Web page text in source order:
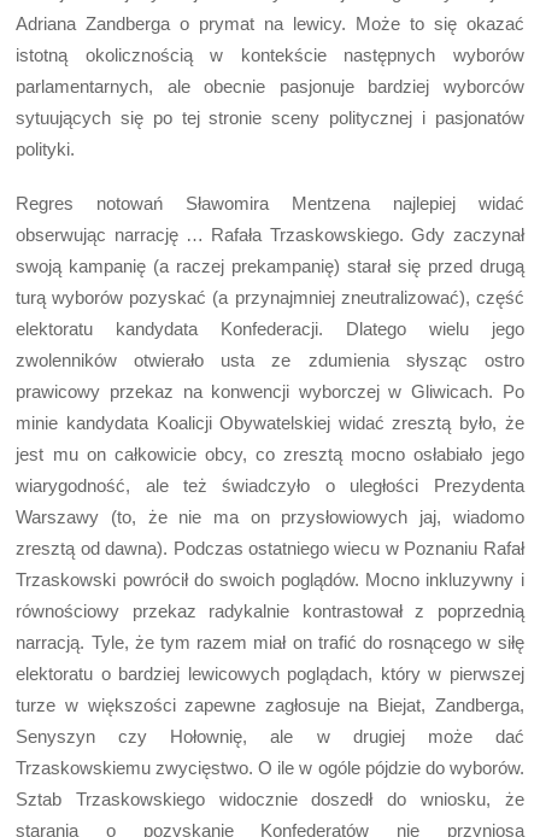
Adriana Zandberga o prymat na lewicy. Może to się okazać
istotną okolicznością w kontekście następnych wyborów
parlamentarnych, ale obecnie pasjonuje bardziej wyborców
sytuujących się po tej stronie sceny politycznej i pasjonatów
polityki.
Regres notowań Sławomira Mentzena najlepiej widać
obserwując narrację … Rafała Trzaskowskiego. Gdy zaczynał
swoją kampanię (a raczej prekampanię) starał się przed drugą
turą wyborów pozyskać (a przynajmniej zneutralizować), część
elektoratu kandydata Konfederacji. Dlatego wielu jego
zwolenników otwierało usta ze zdumienia słysząc ostro
prawicowy przekaz na konwencji wyborczej w Gliwicach. Po
minie kandydata Koalicji Obywatelskiej widać zresztą było, że
jest mu on całkowicie obcy, co zresztą mocno osłabiało jego
wiarygodność, ale też świadczyło o uległości Prezydenta
Warszawy (to, że nie ma on przysłowiowych jaj, wiadomo
zresztą od dawna). Podczas ostatniego wiecu w Poznaniu Rafał
Trzaskowski powrócił do swoich poglądów. Mocno inkluzywny i
równościowy przekaz radykalnie kontrastował z poprzednią
narracją. Tyle, że tym razem miał on trafić do rosnącego w siłę
elektoratu o bardziej lewicowych poglądach, który w pierwszej
turze w większości zapewne zagłosuje na Biejat, Zandberga,
Senyszyn czy Hołownię, ale w drugiej może dać
Trzaskowskiemu zwycięstwo. O ile w ogóle pójdzie do wyborów.
Sztab Trzaskowskiego widocznie doszedł do wniosku, że
starania o pozyskanie Konfederatów nie przyniosą